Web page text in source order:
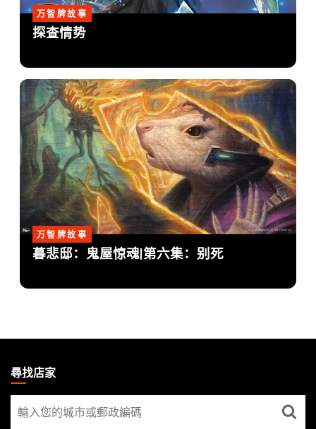
万智牌故事
探查情势
万智牌故事
暮悲邸：鬼屋惊魂|第六集：别死
THE
GATHERING
FOOTER
尋找店家
尋
找